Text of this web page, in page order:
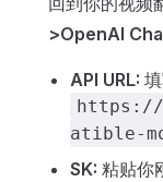
>OpenAI
API URL:
https://
atible-
SK: 粘贴你